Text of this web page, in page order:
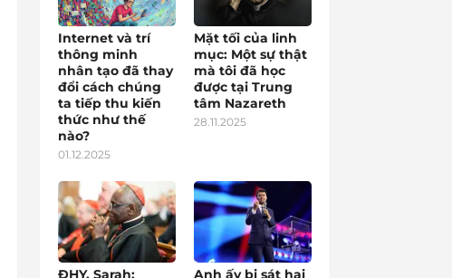
Internet và trí
thông minh
nhân tạo đã thay
đổi cách chúng
ta tiếp thu kiến
thức như thế
nào?
01.12.2025
Mặt tối của linh
mục: Một sự thật
mà tôi đã học
được tại Trung
tâm Nazareth
28.11.2025
ĐHY. Sarah:
Anh ấy bị sát hại